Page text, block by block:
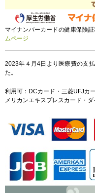
マイナンバーカードの健康保険
ムページ
2023年４月4日より医療費の支
た。
利用可：DCカード・三菱UFJカ
メリカンエキスプレスカード・